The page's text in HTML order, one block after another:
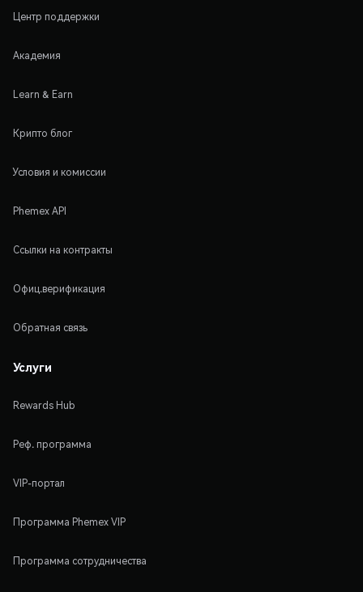
Центр поддержки
Академия
Learn & Earn
Крипто блог
Условия и комиссии
Phemex API
Ссылки на контракты
Офиц.верификация
Обратная связь
Услуги
Rewards Hub
Реф. программа
VIP-портал
Программа Phemex VIP
Программа сотрудничества